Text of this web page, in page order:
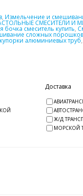
, Измельчение и
СМЕСИТЕЛИ И
бочка смеситель купить,
сложных порошков
алюминиевых труб
Доставка
Ж/Д
МОРСКОЙ